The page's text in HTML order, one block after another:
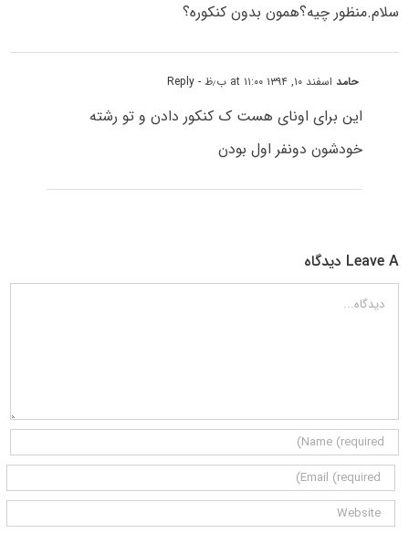
سلام.منظور چیه؟همون بدون کنکوره؟
حامداسفند ۱۰, ۱۳۹۴ at ۱۱:۰۰ ب٫ظ - Reply
این برای اونای هست ک کنکور دادن و تو رشته
خودشون دونفر اول بودن
Leave A دیدگاه
دیدگاه